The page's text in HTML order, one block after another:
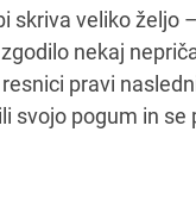
skriva veliko željo
nekaj
pravi
svojo pogum in